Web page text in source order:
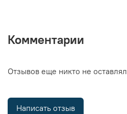
Комментарии
Отзывов еще никто не оставлял
Написать отзыв